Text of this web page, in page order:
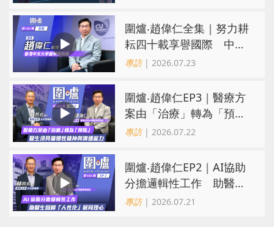
圍爐‧趙偉仁全集｜努力耕
耘四十載享譽國際 中大
醫學院致力醫療創科造福
專訪| 2026.07.23
圍爐‧趙偉仁EP3｜醫療方
案由「治療」轉為「預
防」 醫生須具備犧牲精神
專訪| 2026.07.22
圍爐‧趙偉仁EP2｜AI協助
分擔邏輯性工作 助醫生
回歸「人性化」展同理心
專訪| 2026.07.21